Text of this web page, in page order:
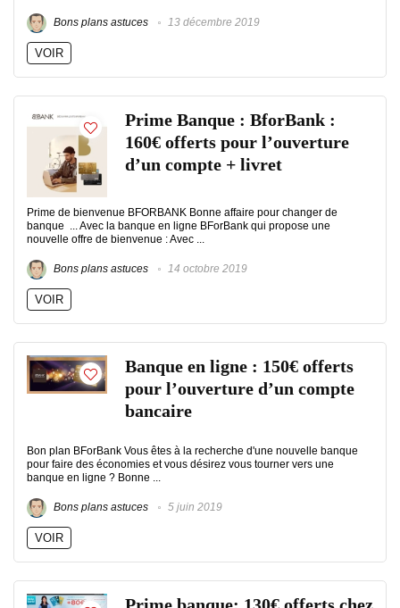
Bons plans astuces 13 décembre 2019
VOIR
Prime Banque : BforBank :
160€ offerts pour l’ouverture
d’un compte + livret
Prime de bienvenue BFORBANK Bonne affaire pour changer de
banque ... Avec la banque en ligne BForBank qui propose une
nouvelle offre de bienvenue : Avec ...
Bons plans astuces 14 octobre 2019
VOIR
Banque en ligne : 150€ offerts
pour l’ouverture d’un compte
bancaire
Bon plan BForBank Vous êtes à la recherche d'une nouvelle banque
pour faire des économies et vous désirez vous tourner vers une
banque en ligne ? Bonne ...
Bons plans astuces 5 juin 2019
VOIR